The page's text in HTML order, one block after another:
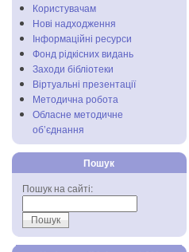
Користувачам
Нові надходження
Інформаційні ресурси
Фонд рідкісних видань
Заходи бібліотеки
Віртуальні презентації
Методична робота
Обласне методичне
об’єднання
Пошук
Пошук на сайті: